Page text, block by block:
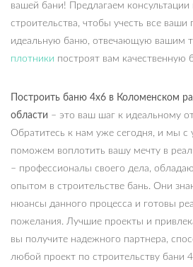
вашей бани! Предлагаем
строительства, чтобы учесть все ваши
идеальную баню, отвечающую вашим
плотники построят вам качественную
Построить баню 4х6 в Коломенском
области – это ваш шаг к идеальному
Обратитесь к нам уже сегодня, и мы с
поможем воплотить вашу мечту в
– профессионалы своего дела,
опытом в строительстве бань. Они
нюансы данного процесса и готовы
пожелания. Лучшие проекты и
вы получите надежного партнера,
любой проект по строительству бани